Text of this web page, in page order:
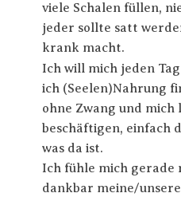
viele Schalen füllen,
jeder sollte satt
krank macht.
Ich will mich jeden Tag
ich (Seelen)Nahrung
ohne Zwang und mich
beschäftigen, einfach
was da ist.
Ich fühle mich gerade
dankbar meine/